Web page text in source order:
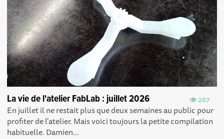
267
La vie de l'atelier FabLab : juillet 2026
En juillet il ne restait plus que deux semaines au public pour
profiter de l'atelier. Mais voici toujours la petite compilation
habituelle. Damien...